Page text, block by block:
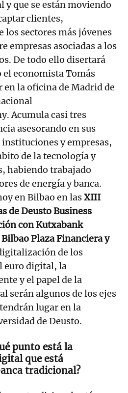
y que se están moviendo
clientes,
los sectores más jóvenes
empresas asociadas a los
De todo ello disertará
el economista Tomás
en la oficina de Madrid de
Acumula casi tres
asesorando en sus
y empresas,
de la tecnología y
habiendo trabajado
de energía y banca.
en Bilbao en lasXIII
de Deusto Business
con Kutxabank
Plaza Financiera y
de los
euro digital, la
y el papel de la
serán algunos de los ejes
lugar en la
de Deusto.
punto está la
que está
tradicional?